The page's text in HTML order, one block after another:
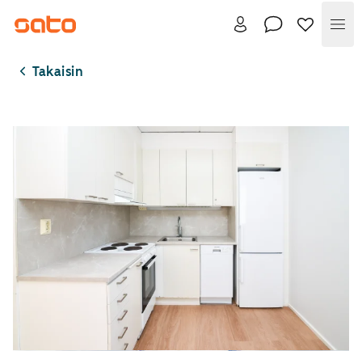
Takaisin